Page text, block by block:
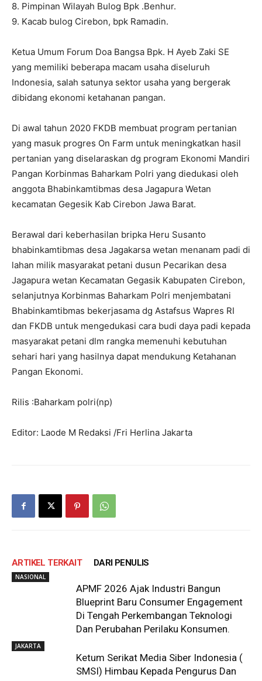
8. Pimpinan Wilayah Bulog Bpk .Benhur.
9. Kacab bulog Cirebon, bpk Ramadin.
Ketua Umum Forum Doa Bangsa Bpk. H Ayeb Zaki SE
yang memiliki beberapa macam usaha diseluruh
Indonesia, salah satunya sektor usaha yang bergerak
dibidang ekonomi ketahanan pangan.
Di awal tahun 2020 FKDB membuat program pertanian
yang masuk progres On Farm untuk meningkatkan hasil
pertanian yang diselaraskan dg program Ekonomi Mandiri
Pangan Korbinmas Baharkam Polri yang diedukasi oleh
anggota Bhabinkamtibmas desa Jagapura Wetan
kecamatan Gegesik Kab Cirebon Jawa Barat.
Berawal dari keberhasilan bripka Heru Susanto
bhabinkamtibmas desa Jagakarsa wetan menanam padi di
lahan milik masyarakat petani dusun Pecarikan desa
Jagapura wetan Kecamatan Gegasik Kabupaten Cirebon,
selanjutnya Korbinmas Baharkam Polri menjembatani
Bhabinkamtibmas bekerjasama dg Astafsus Wapres RI
dan FKDB untuk mengedukasi cara budi daya padi kepada
masyarakat petani dlm rangka memenuhi kebutuhan
sehari hari yang hasilnya dapat mendukung Ketahanan
Pangan Ekonomi.
Rilis :Baharkam polri(np)
Editor: Laode M Redaksi /Fri Herlina Jakarta
ARTIKEL TERKAIT DARI PENULIS
NASIONAL
APMF 2026 Ajak Industri Bangun
Blueprint Baru Consumer Engagement
Di Tengah Perkembangan Teknologi
Dan Perubahan Perilaku Konsumen.
JAKARTA
Ketum Serikat Media Siber Indonesia (
SMSI) Himbau Kepada Pengurus Dan